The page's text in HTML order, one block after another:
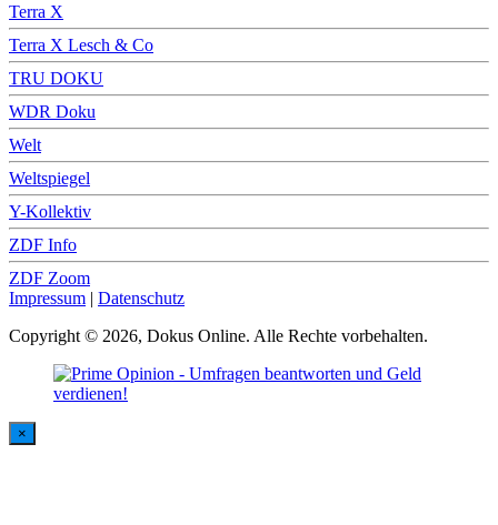
Terra X
Terra X Lesch & Co
TRU DOKU
WDR Doku
Welt
Weltspiegel
Y-Kollektiv
ZDF Info
ZDF Zoom
Impressum | Datenschutz
Copyright © 2026, Dokus Online. Alle Rechte vorbehalten.
×